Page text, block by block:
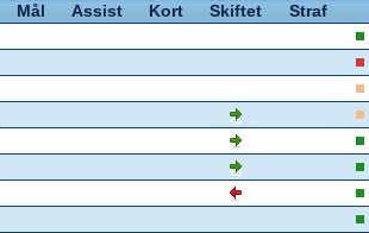
Mål Assist Kort Skiftet Straf